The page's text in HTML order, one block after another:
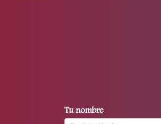
Tu nombre